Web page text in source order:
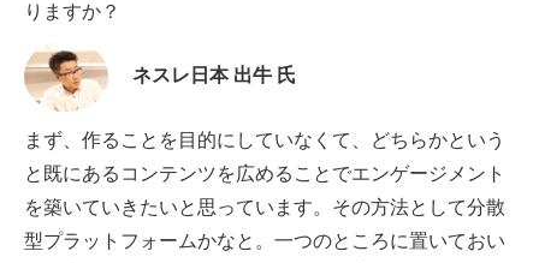
りますか？
ネスレ日本 出牛 氏
まず、作ることを目的にしていなくて、どちらかという
と既にあるコンテンツを広めることでエンゲージメント
を築いていきたいと思っています。その方法として分散
型プラットフォームかなと。一つのところに置いておい